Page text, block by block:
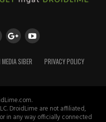
MEDIA SIBER PRIVACY POLICY
DroidLime are not affiliated,
in any way officially connected